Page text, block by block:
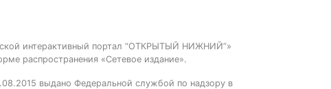
интерактивный портал “ОТКРЫТЫЙ НИЖНИЙ”»
распространения «Сетевое издание».
выдано Федеральной службой по надзору в